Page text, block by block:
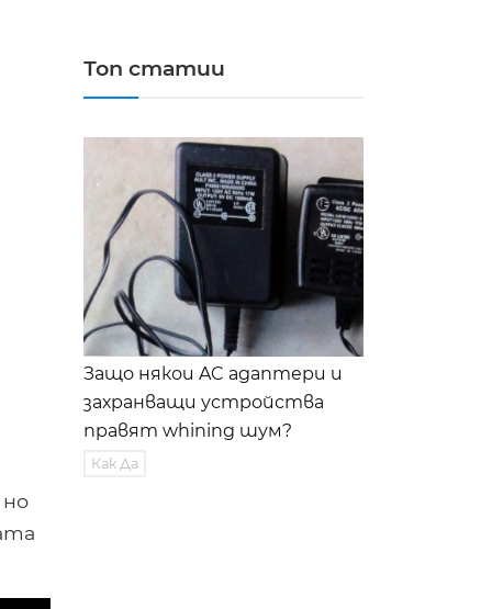
Топ статии
Защо някои AC адаптери и
захранващи устройства
правят whining шум?
Как Да